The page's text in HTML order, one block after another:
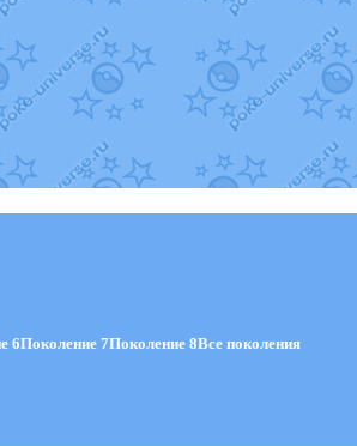
6Поколение 7Поколение 8Все поколения